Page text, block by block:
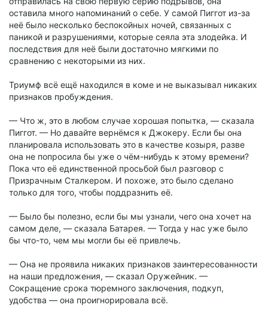
оставила много напоминаний о себе. У самой Пиггот из-за
неё было несколько беспокойных ночей, связанных с
паникой и разрушениями, которые сеяла эта злодейка. И
последствия для неё были достаточно мягкими по
сравнению с некоторыми из них.
Триумф всё ещё находился в коме и не выказывал никаких
признаков пробуждения.
— Что ж, это в любом случае хорошая попытка, — сказала
Пиггот. — Но давайте вернёмся к Джокеру. Если бы она
планировала использовать это в качестве козыря, разве
она не попросила бы уже о чём-нибудь к этому времени?
Пока что её единственной просьбой был разговор с
Призрачным Сталкером. И похоже, это было сделано
только для того, чтобы поддразнить её.
— Было бы полезно, если бы мы узнали, чего она хочет на
самом деле, — сказала Батарея. — Тогда у нас уже было
бы что-то, чем мы могли бы её привлечь.
— Она не проявила никаких признаков заинтересованности
на наши предложения, — сказал Оружейник. —
Сокращение срока тюремного заключения, подкуп,
удобства — она проигнорировала всё.